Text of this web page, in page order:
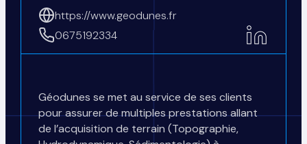
https://www.geodunes.fr
0675192334
Géodunes se met au service de ses clients
pour assurer de multiples prestations allant
de l’acquisition de terrain (Topographie,